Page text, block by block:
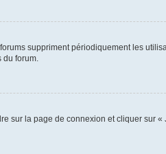
suppriment périodiquement les
forum.
la page de connexion et cliquer sur «